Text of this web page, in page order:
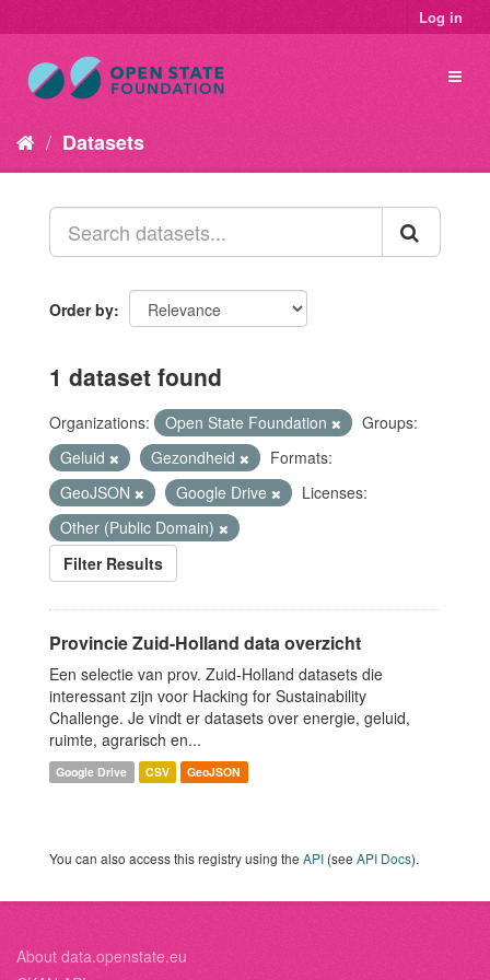
Log in
Datasets
Order by
1 dataset found
Organizations: Open State Foundation
Groups:
Geluid
Gezondheid
Formats:
GeoJSON
Google Drive
Licenses:
Other (Public Domain)
Filter Results
Provincie Zuid-Holland data overzicht
Een selectie van prov. Zuid-Holland datasets die
interessant zijn voor Hacking for Sustainability
Challenge. Je vindt er datasets over energie, geluid,
ruimte, agrarisch en...
Google Drive CSV GeoJSON
You can also access this registry using the API (see API Docs).
About data.openstate.eu